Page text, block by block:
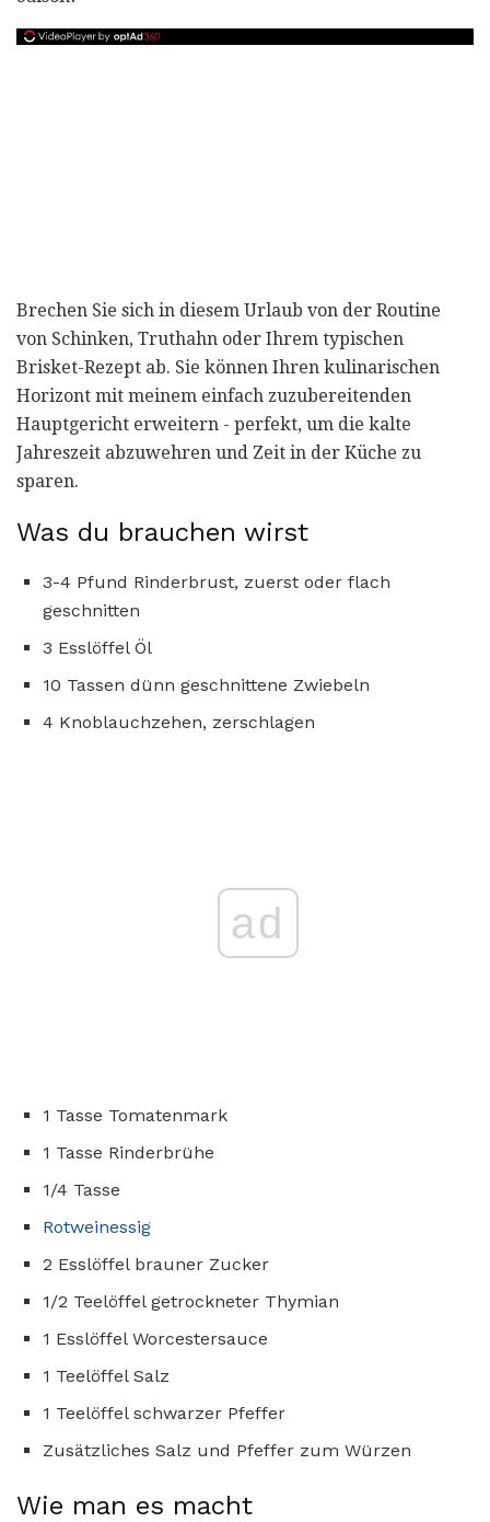
Brechen Sie sich in diesem Urlaub von der Routine
von Schinken, Truthahn oder Ihrem typischen
Brisket-Rezept ab. Sie können Ihren kulinarischen
Horizont mit meinem einfach zuzubereitenden
Hauptgericht erweitern - perfekt, um die kalte
Jahreszeit abzuwehren und Zeit in der Küche zu
sparen.
Was du brauchen wirst
3-4 Pfund Rinderbrust, zuerst oder flach
geschnitten
3 Esslöffel Öl
10 Tassen dünn geschnittene Zwiebeln
4 Knoblauchzehen, zerschlagen
ad
1 Tasse Tomatenmark
1 Tasse Rinderbrühe
1/4 Tasse
Rotweinessig
2 Esslöffel brauner Zucker
1/2 Teelöffel getrockneter Thymian
1 Esslöffel Worcestersauce
1 Teelöffel Salz
1 Teelöffel schwarzer Pfeffer
Zusätzliches Salz und Pfeffer zum Würzen
Wie man es macht